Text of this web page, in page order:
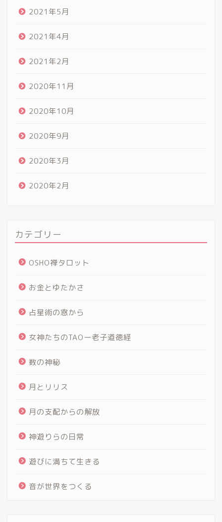
2021年5月
2021年4月
2021年2月
2020年11月
2020年10月
2020年9月
2020年3月
2020年2月
カテゴリー
OSHO禅タロット
お金とゆたかさ
占星術の窓から
女神たちのTAOー老子道徳経
数の神秘
月とリリス
月の支配からの解放
神遊りらの日常
遊びに満ちて生きる
音が世界をつくる